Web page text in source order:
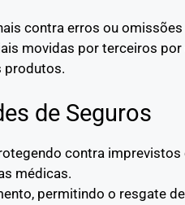
contra erros ou
movidas por terceiros
produtos.
de Seguros
contra
médicas.
permitindo o resgate